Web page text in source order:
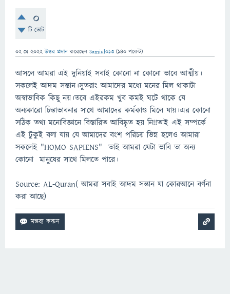
0
টি ভোট
02 মে 2022 উত্তর প্রদান করেছেন Samiul013 (140 পয়েন্ট)
আসলে আমরা এই দুনিয়াই সবাই কোনো না কোনো ভাবে আত্মীয়।
সকলেই আদম সন্তান।সুতরাং আমাদের মধ্যে মনের মিল থাকাটা
অস্বাভাবিক কিছু নয়।তবে এইরকম খুব কমই ঘটে থাকে যে
অন্যকারো চিন্তাভাবনার সাথে আমাদের কর্মকাণ্ড মিলে যায়।এর কোনো
সঠিক তথ্য মনোবিজ্ঞানে বিস্তারিত আবিষ্কৃত হয় নি!!তাই এই সম্পর্কে
এই টুকুই বলা যায় যে আমাদের বংশ পরিচয় ভিন্ন হলেও আমারা
সকলেই "HOMO SAPIENS" তাই আমরা যেটা ভাবি তা অন্য
কোনো মানুষের সাথে মিলতে পারে।
Source: AL-Quran( আমরা সবাই আদম সন্তান যা কোরআনে বর্ণনা
করা আছে)